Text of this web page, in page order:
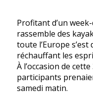
Profitant d’un
rassemble des
toute l’Europe
réchauffant les
À l’occasion de
participants
samedi matin.